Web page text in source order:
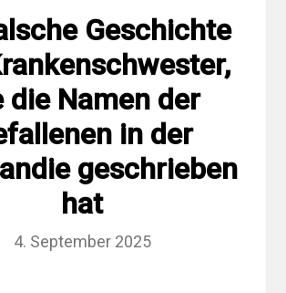
Geschichte
die Namen der
in der
geschrieben
hat
4. September 2025